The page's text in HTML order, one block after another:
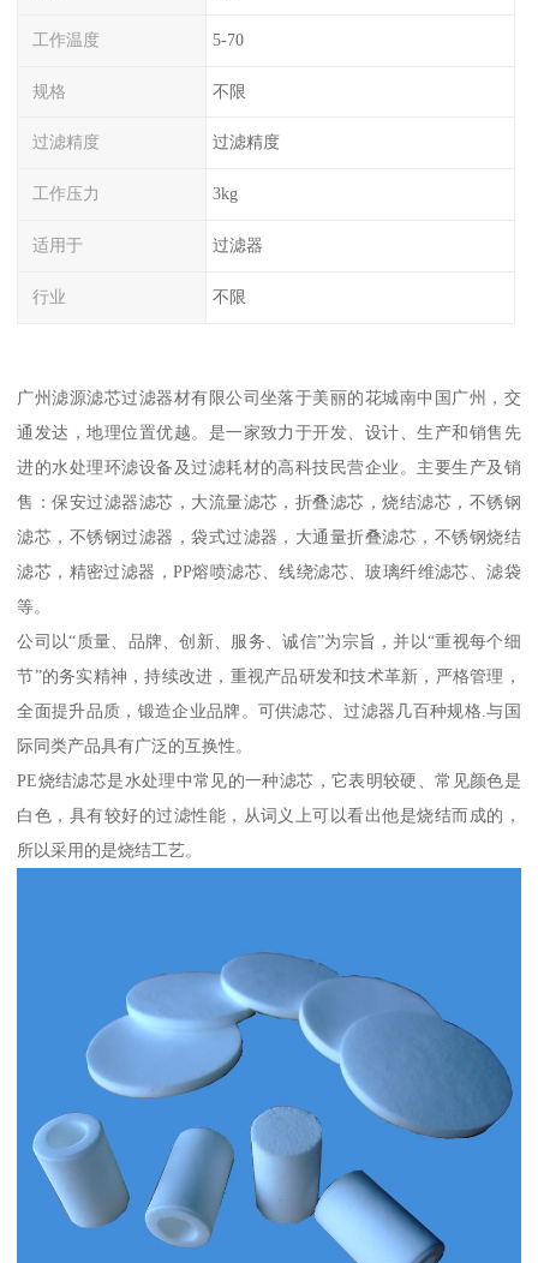
工作温度 5-70
规格 不限
过滤精度 过滤精度
工作压力 3kg
适用于 过滤器
行业 不限
广州滤源滤芯过滤器材有限公司坐落于美丽的花城南中国广州，交
通发达，地理位置优越。是一家致力于开发、设计、生产和销售先
进的水处理环滤设备及过滤耗材的高科技民营企业。主要生产及销
售：保安过滤器滤芯，大流量滤芯，折叠滤芯，烧结滤芯，不锈钢
滤芯，不锈钢过滤器，袋式过滤器，大通量折叠滤芯，不锈钢烧结
滤芯，精密过滤器，PP熔喷滤芯、线绕滤芯、玻璃纤维滤芯、滤袋
等。
公司以“质量、品牌、创新、服务、诚信”为宗旨，并以“重视每个细
节”的务实精神，持续改进，重视产品研发和技术革新，严格管理，
全面提升品质，锻造企业品牌。可供滤芯、过滤器几百种规格.与国
际同类产品具有广泛的互换性。
PE烧结滤芯是水处理中常见的一种滤芯，它表明较硬、常见颜色是
白色，具有较好的过滤性能，从词义上可以看出他是烧结而成的，
所以采用的是烧结工艺。